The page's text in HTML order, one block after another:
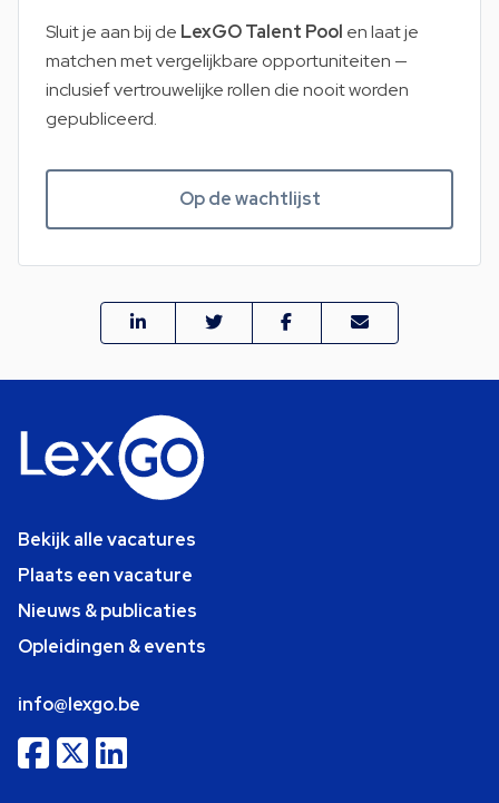
Sluit je aan bij de LexGO Talent Pool en laat je
matchen met vergelijkbare opportuniteiten —
inclusief vertrouwelijke rollen die nooit worden
gepubliceerd.
Op de wachtlijst
Bekijk alle vacatures
Plaats een vacature
Nieuws & publicaties
Opleidingen & events
info@lexgo.be